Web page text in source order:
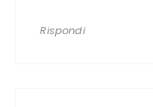
Rispondi